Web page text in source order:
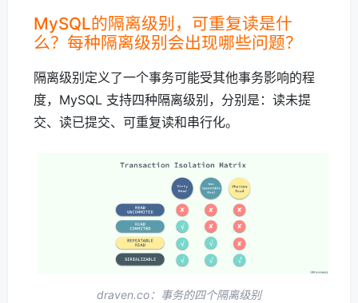
MySQL的隔离级别，可重复读是什
么？每种隔离级别会出现哪些问题？
隔离级别定义了一个事务可能受其他事务影响的程
度，MySQL 支持四种隔离级别，分别是：读未提
交、读已提交、可重复读和串行化。
draven.co：事务的四个隔离级别